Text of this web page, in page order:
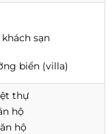
sạn
biển (villa)
thự
hộ
hộ